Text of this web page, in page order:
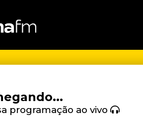
programação ao vivo